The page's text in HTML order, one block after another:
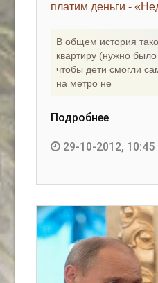
платим деньги -
В общем история
квартиру (нужно
чтобы дети смогли
на метро не
Подробнее
29-10-2012, 10:45